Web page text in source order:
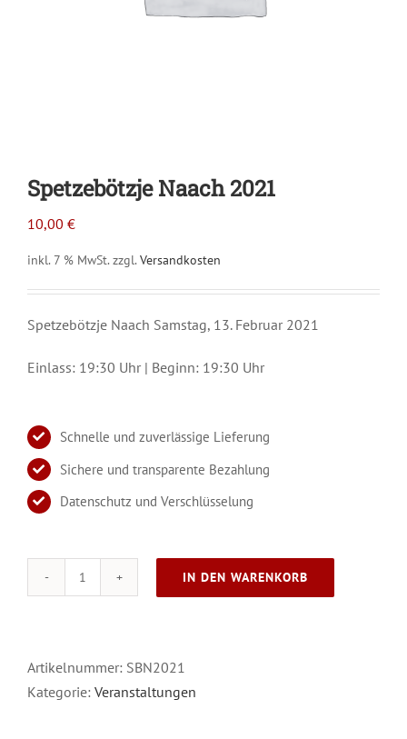
Spetzebötzje Naach 2021
10,00 €
inkl. 7 % MwSt. zzgl. Versandkosten
Spetzebötzje Naach Samstag, 13. Februar 2021
Einlass: 19:30 Uhr | Beginn: 19:30 Uhr
Schnelle und zuverlässige Lieferung
Sichere und transparente Bezahlung
Datenschutz und Verschlüsselung
Spetzebötzje
Menge
IN DEN WARENKORB
Artikelnummer: SBN2021
Kategorie: Veranstaltungen